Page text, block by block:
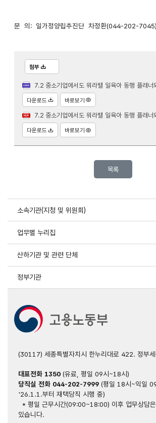
문 의: 일가정양립추진단 차정환(044-202-7045)
첨부
7.2 중소기업에서도 워라밸 일육아 동행 플래너와 함께 만들어 가요(
다운로드 바로보기
7.2 중소기업에서도 워라밸 일육아 동행 플래너와 함께 만들어 가
다운로드 바로보기
목록
소속기관(지청 및 위원회)
업무별 누리집
산하기관 및 관련 단체
정부기관
(30117) 세종특별자치시 한누리대로 422. 정부
대표전화 1350(유료, 평일 09시~18시)
당직실 전화 044-202-7999(평일 18시~익일 09
'26.1.1.부터 재택당직 시행 중)
* 평일 근무시간(09:00~18:00) 이후 업무상담
있습니다.